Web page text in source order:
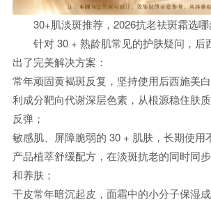
30+肌淡斑推荐，2026抗老祛斑霜选哪
针对 30 + 熟龄肌常见的护肤疑问，后
出了完美解决方案：
常年顽固黄褐斑反复，坚持使用后西施美
利成分靶向代谢深层色素，从根源稳住肤
反弹；
敏感肌、屏障脆弱的 30 + 肌肤，长期使用
产品植萃舒缓配方，在淡斑抗老的同时同
和养肤；
干皮常年暗沉起皮，面霜中的小分子保湿